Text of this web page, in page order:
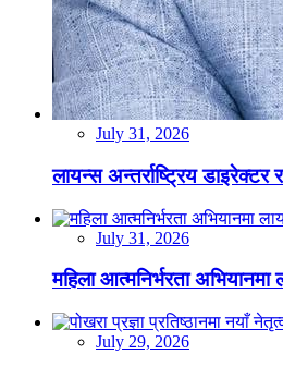
July 31, 2026
लायन्स अन्तर्राष्ट्रिय
July 31, 2026
महिला आत्मनिर्भरता
July 29, 2026